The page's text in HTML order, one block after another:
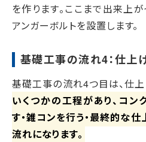
を作ります。ここまで出来上
アンガーボルトを設置します。
基礎工事の流れ4：仕上
基礎工事の流れ4つ目は、仕上
いくつかの工程があり、コン
す・雑コンを行う・最終的な
流れになります。